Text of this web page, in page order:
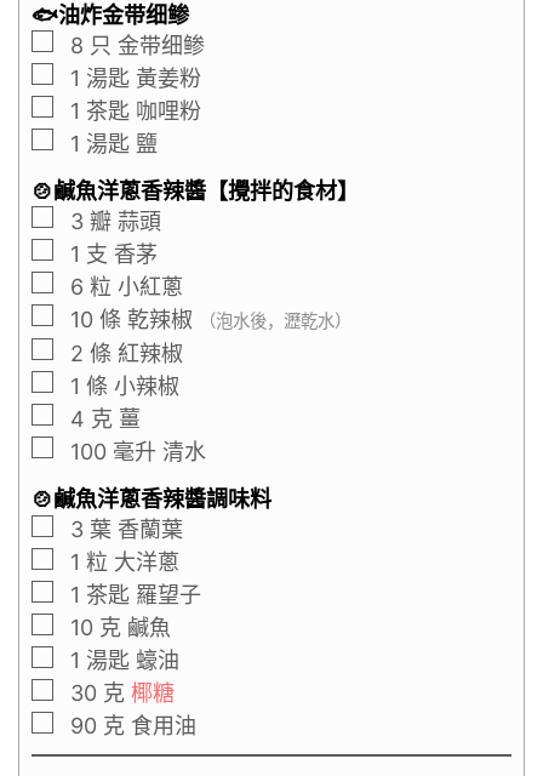
🐟油炸金带细鲹
8 只 金带细鲹
1 湯匙 黃姜粉
1 茶匙 咖哩粉
1 湯匙 鹽
🍲鹹魚洋蔥香辣醬【攪拌的食材】
3 瓣 蒜頭
1 支 香茅
6 粒 小紅蔥
10 條 乾辣椒 （泡水後，瀝乾水）
2 條 紅辣椒
1 條 小辣椒
4 克 薑
100 毫升 清水
🍲鹹魚洋蔥香辣醬調味料
3 葉 香蘭葉
1 粒 大洋蔥
1 茶匙 羅望子
10 克 鹹魚
1 湯匙 蠔油
30 克 椰糖
90 克 食用油